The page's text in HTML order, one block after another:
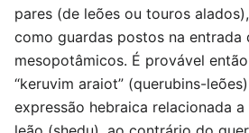
pares (de leões ou touros
como guardas postos na entrada
mesopotâmicos. É provável
“keruvim araiot” (querubins-
expressão hebraica relacionada